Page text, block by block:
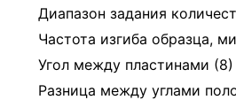
Диапазон задания
Частота изгиба образца,
Угол между пластинами
Разница между углами